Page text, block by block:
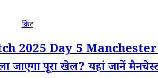
क्रिकेट
2025 Day 5
जाएगा पूरा खेल? यहां जानें